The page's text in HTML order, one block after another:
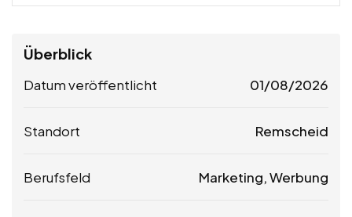
Überblick
Datum veröffentlicht 01/08/2026
Standort Remscheid
Berufsfeld Marketing, Werbung